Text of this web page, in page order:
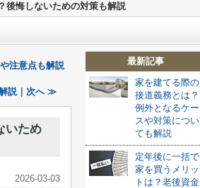
後悔しないための対策も解説
注意点も解説
説｜次へ ≫
いため
2026-03-03
最新記事
家を建てる際の
接道義務とは？
例外となるケー
スや対策につい
ても解説
定年後に一括で
家を買うメリッ
トは？老後資金